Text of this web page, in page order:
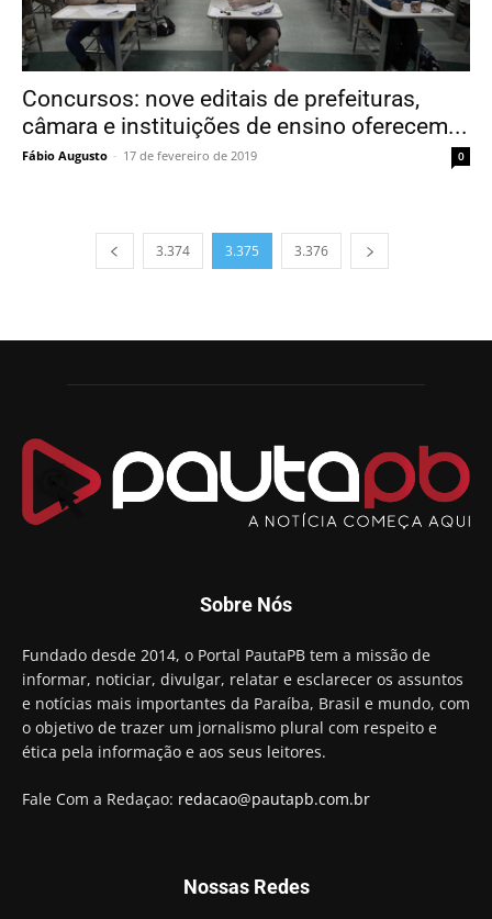
Concursos: nove editais de prefeituras,
câmara e instituições de ensino oferecem...
Fábio Augusto - 17 de fevereiro de 2019 0
3.374 3.375 3.376
Sobre Nós
Fundado desde 2014, o Portal PautaPB tem a missão de
informar, noticiar, divulgar, relatar e esclarecer os assuntos
e notícias mais importantes da Paraíba, Brasil e mundo, com
o objetivo de trazer um jornalismo plural com respeito e
ética pela informação e aos seus leitores.
Fale Com a Redaçao: redacao@pautapb.com.br
Nossas Redes